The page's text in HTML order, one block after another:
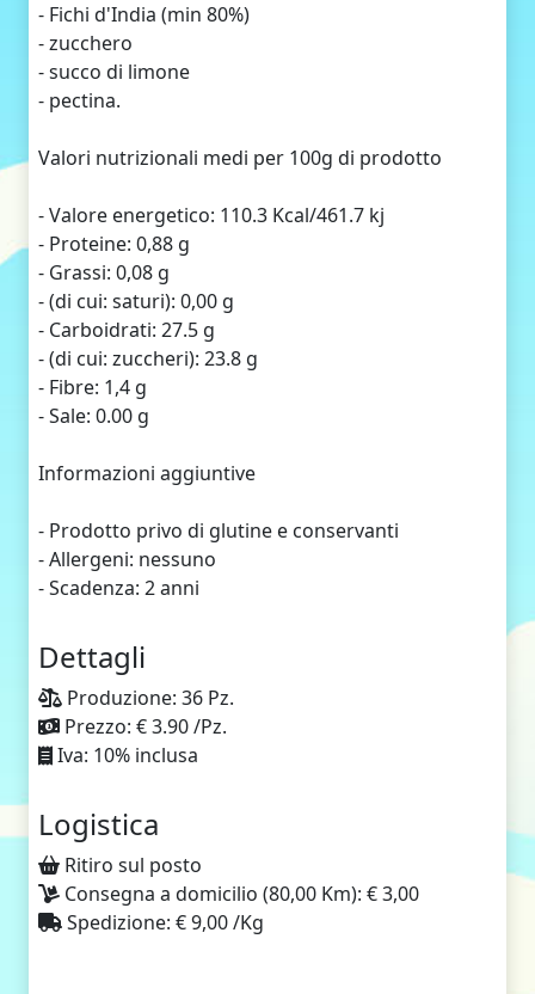
- Fichi d'India (min 80%)
- zucchero
- succo di limone
- pectina.
Valori nutrizionali medi per 100g di prodotto
- Valore energetico: 110.3 Kcal/461.7 kj
- Proteine: 0,88 g
- Grassi: 0,08 g
- (di cui: saturi): 0,00 g
- Carboidrati: 27.5 g
- (di cui: zuccheri): 23.8 g
- Fibre: 1,4 g
- Sale: 0.00 g
Informazioni aggiuntive
- Prodotto privo di glutine e conservanti
- Allergeni: nessuno
- Scadenza: 2 anni
Dettagli
Produzione: 36 Pz.
Prezzo: € 3.90 /Pz.
Iva: 10% inclusa
Logistica
Ritiro sul posto
Consegna a domicilio (80,00 Km): € 3,00
Spedizione: € 9,00 /Kg